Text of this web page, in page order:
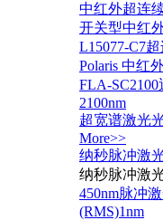
中红外超连
开关型中红
L15077-C7
Polaris 中红
FLA-
2100nm
超宽谱激光
More>>
纳秒脉冲激
纳秒脉冲激
450nm脉冲
(RMS)1nm